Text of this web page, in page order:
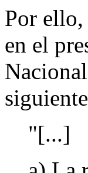
Por ello,
en el
"[...]